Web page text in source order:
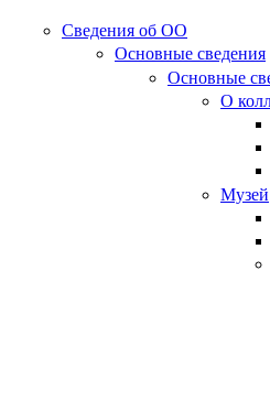
Сведения об ОО
Основные сведения
Основные
О
Музей